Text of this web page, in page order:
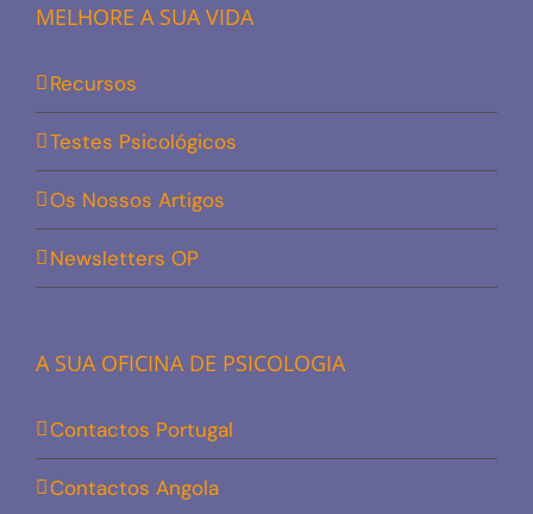
MELHORE A SUA VIDA
Recursos
Testes Psicológicos
Os Nossos Artigos
Newsletters OP
A SUA OFICINA DE PSICOLOGIA
Contactos Portugal
Contactos Angola